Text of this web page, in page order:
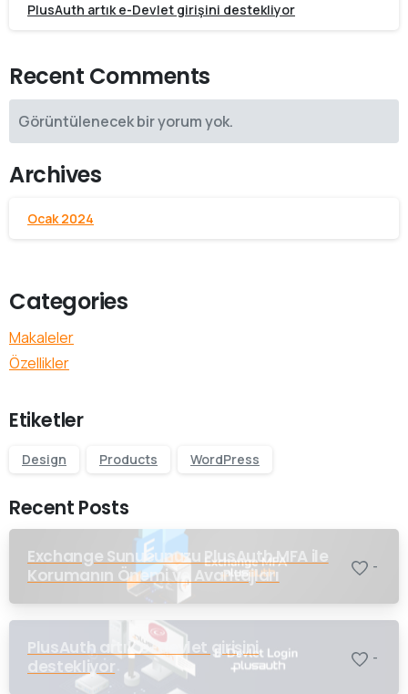
PlusAuth artık e-Devlet girişini destekliyor
Recent Comments
Görüntülenecek bir yorum yok.
Archives
Ocak 2024
Categories
Makaleler
Özellikler
Etiketler
Design Products WordPress
Recent Posts
Exchange Sunucunuzu PlusAuth MFA ile
Korumanın Önemi ve Avantajları
-
PlusAuth artık e-Devlet girişini
destekliyor
-